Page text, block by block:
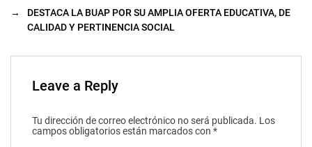
→
DESTACA LA BUAP POR SU AMPLIA OFERTA EDUCATIVA, DE
CALIDAD Y PERTINENCIA SOCIAL
Leave a Reply
Tu dirección de correo electrónico no será publicada. Los
campos obligatorios están marcados con *